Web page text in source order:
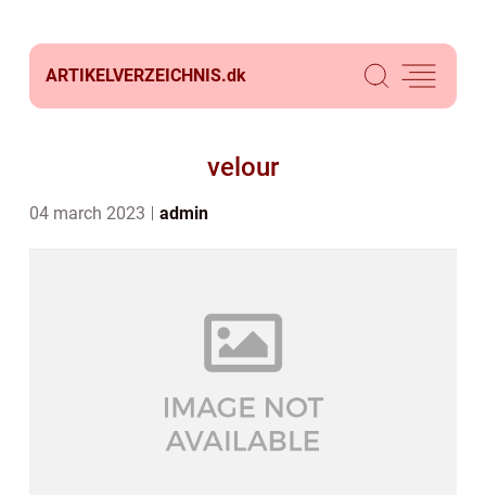
ARTIKELVERZEICHNIS.dk
velour
04 march 2023 admin